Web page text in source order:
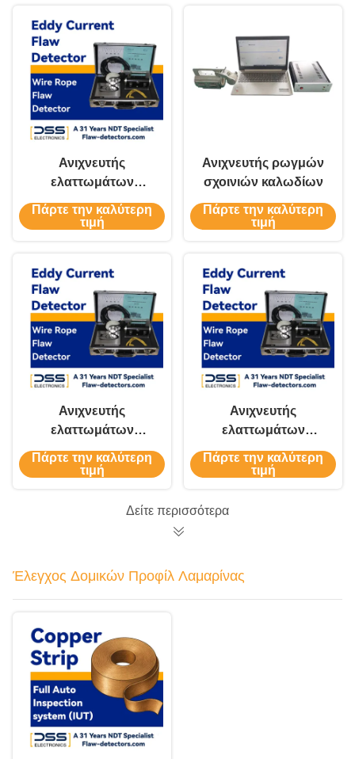
Ανιχνευτής
ελαττωμάτων
συρματόσχοινων μη
καταστροφικός G-
Πάρτε την καλύτερη
τιμή
Ανιχνευτής ρωγμών
σχοινιών καλωδίων
Πάρτε την καλύτερη
τιμή
Ανιχνευτής
ελαττωμάτων
σχοινιών G-NDT
(βασικό μοντέλο)
Πάρτε την καλύτερη
τιμή
Ανιχνευτής
ελαττωμάτων
σχοινιών G-NDT
(βασικό μοντέλο)
Πάρτε την καλύτερη
τιμή
Δείτε περισσότερα
Έλεγχος Δομικών Προφίλ Λαμαρίνας